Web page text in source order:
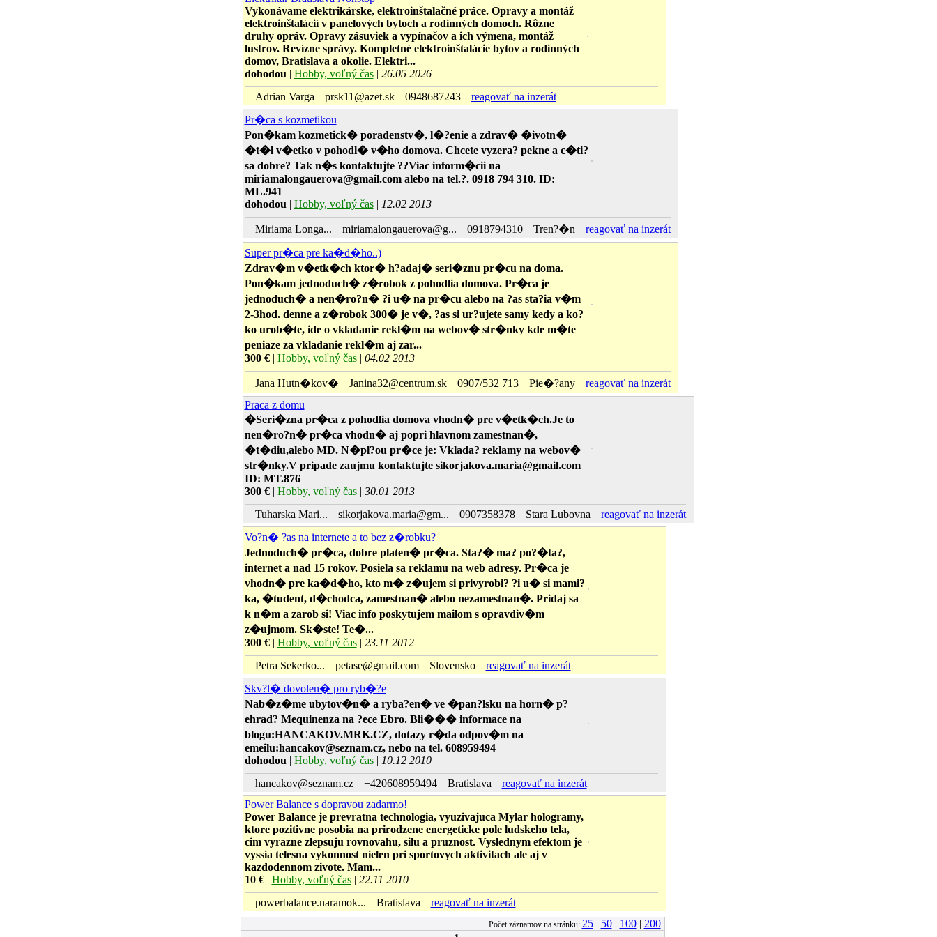
Vykonávame elektrikárske, elektroinštalačné práce. Opravy a montáž
elektroinštalácií v panelových bytoch a rodinných domoch. Rôzne
druhy opráv. Opravy zásuviek a vypínačov a ich výmena, montáž
lustrov. Revízne správy. Kompletné elektroinštalácie bytov a rodinných
domov, Bratislava a okolie. Elektri...
dohodou | Hobby, voľný čas| 26.05 2026
Adrian Varga
prsk11@azet.sk 0948687243
reagovať na inzerát
Pr�ca s kozmetikou
Pon�kam kozmetick� poradenstv�, l�?enie a zdrav� �ivotn�
�t�l v�etko v pohodl� v�ho domova. Chcete vyzera? pekne a c�ti?
sa dobre? Tak n�s kontaktujte ??Viac inform�cii na
miriamalongauerova@gmail.com alebo na tel.?. 0918 794 310. ID:
ML.941
dohodou | Hobby, voľný čas| 12.02 2013
Miriama Longa... miriamalongauerova@g... 0918794310 Tren?�n
reagovať na inzerát
Super pr�ca pre ka�d�ho..)
Zdrav�m v�etk�ch ktor� h?adaj� seri�znu pr�cu na doma.
Pon�kam jednoduch� z�robok z pohodlia domova. Pr�ca je
jednoduch� a nen�ro?n� ?i u� na pr�cu alebo na ?as sta?ia v�m
2-3hod. denne a z�robok 300� je v�, ?as si ur?ujete samy kedy a ko?
ko urob�te, ide o vkladanie rekl�m na webov� str�nky kde m�te
peniaze za vkladanie rekl�m aj zar...
300 €| Hobby, voľný čas| 04.02 2013
Jana Hutn�kov� Janina32@centrum.sk 0907/532 713 Pie�?any
reagovať na inzerát
Praca z domu
�Seri�zna pr�ca z pohodlia domova vhodn� pre v�etk�ch.Je to
nen�ro?n� pr�ca vhodn� aj popri hlavnom zamestnan�,
�t�diu,alebo MD. N�pl?ou pr�ce je: Vklada? reklamy na webov�
str�nky.V pripade zaujmu kontaktujte sikorjakova.maria@gmail.com
ID: MT.876
300 €| Hobby, voľný čas| 30.01 2013
Tuharska Mari...
sikorjakova.maria@gm... 0907358378 Stara Lubovna
reagovať na inzerát
Vo?n� ?as na internete a to bez z�robku?
Jednoduch� pr�ca, dobre platen� pr�ca. Sta?� ma? po?�ta?,
internet a nad 15 rokov. Posiela sa reklamu na web adresy. Pr�ca je
vhodn� pre ka�d�ho, kto m� z�ujem si privyrobi? ?i u� si mami?
ka, �tudent, d�chodca, zamestnan� alebo nezamestnan�. Pridaj sa
k n�m a zarob si! Viac info poskytujem mailom s opravdiv�m
z�ujmom. Sk�ste! Te�...
300 €| Hobby, voľný čas| 23.11 2012
Petra Sekerko...
petase@gmail.com Slovensko
reagovať na inzerát
Skv?l� dovolen� pro ryb�?e
Nab�z�me ubytov�n� a ryba?en� ve �pan?lsku na horn� p?
ehrad? Mequinenza na ?ece Ebro. Bli��� informace na
blogu:HANCAKOV.MRK.CZ, dotazy r�da odpov�m na
emeilu:hancakov@seznam.cz, nebo na tel. 608959494
dohodou | Hobby, voľný čas| 10.12 2010
hancakov@seznam.cz
+420608959494 Bratislava
reagovať na inzerát
Power Balance s dopravou zadarmo!
Power Balance je prevratna technologia, vyuzivajuca Mylar hologramy,
ktore pozitivne posobia na prirodzene energeticke pole ludskeho tela,
cim vyrazne zlepsuju rovnovahu, silu a pruznost. Vyslednym efektom je
vyssia telesna vykonnost nielen pri sportovych aktivitach ale aj v
kazdodennom zivote. Mam...
10 €| Hobby, voľný čas| 22.11 2010
powerbalance.naramok...
Bratislava reagovať na inzerát
Počet záznamov na stránku: 25| 50| 100| 200